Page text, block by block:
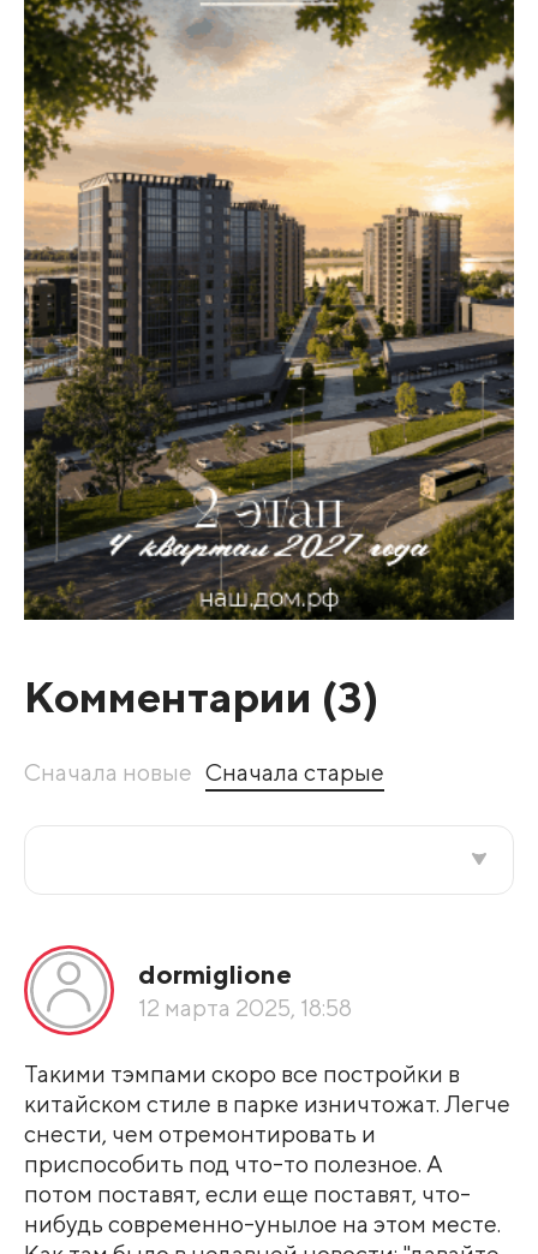
Комментарии (3)
Сначала новые Сначала старые
По рейтингу
dormiglione
12 марта 2025, 18:58
Такими тэмпами скоро все постройки в
китайском стиле в парке изничтожат. Легче
снести, чем отремонтировать и
приспособить под что-то полезное. А
потом поставят, если еще поставят, что-
нибудь современно-унылое на этом месте.